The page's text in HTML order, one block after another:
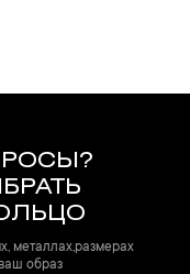
металлах,размерах
образ